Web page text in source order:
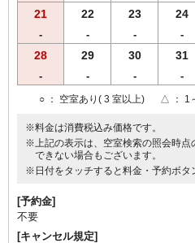
21
-
22
-
23
-
24
-
28
-
29
-
30
-
31
-
○ ： 空室あり( 3 室以上) △ ： 1
※料金は消費税込み価格です。
※上記の表示は、空室検索の照会時点
できない場合もございます。
※日付をタッチすると料金・予約ボタ
[予約金]
不要
[キャンセル規定]